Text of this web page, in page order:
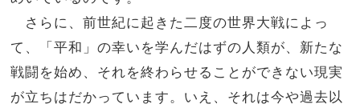
さらに、前世紀に起きた二度の世界大戦によっ
て、「平和」の幸いを学んだはずの人類が、新たな
戦闘を始め、それを終わらせることができない現実
が立ちはだかっています。いえ、それは今や過去以